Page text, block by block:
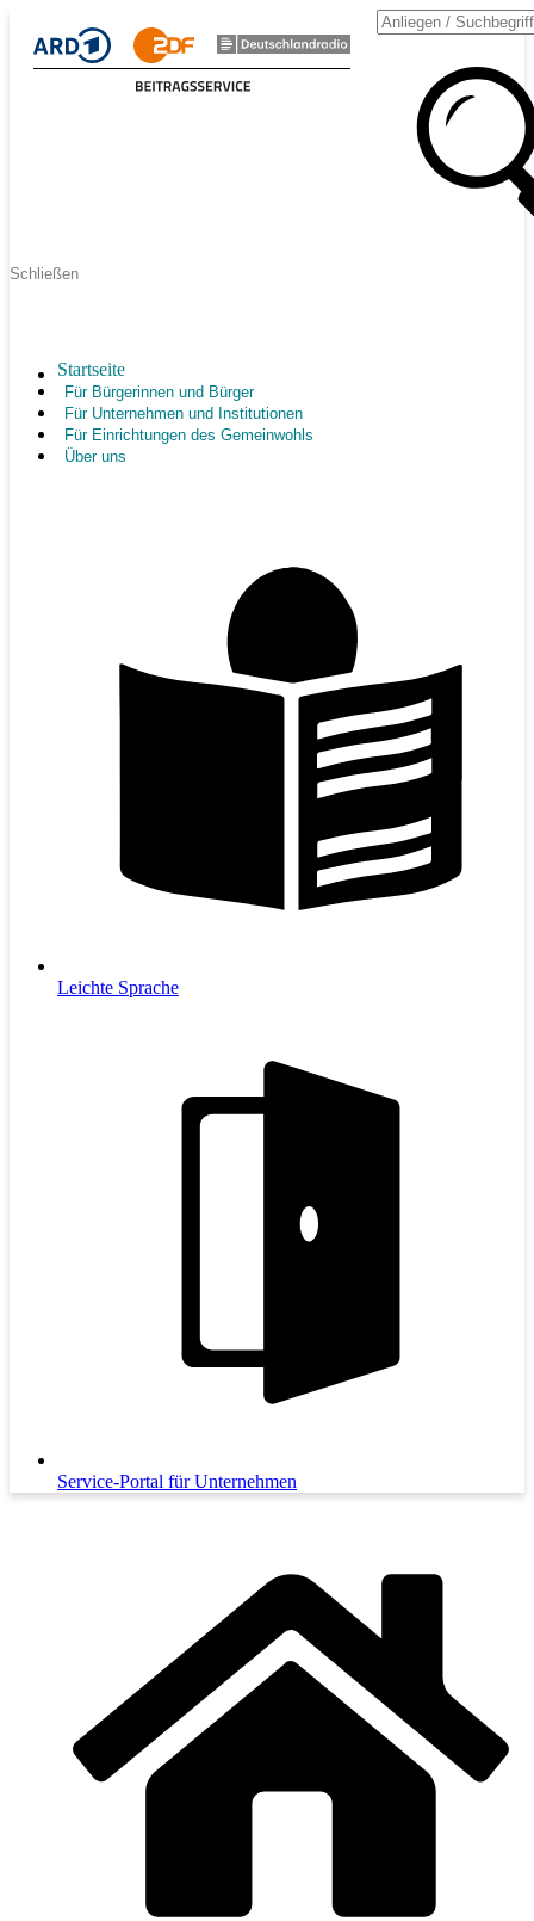
Schließen
Startseite
Für Bürgerinnen und Bürger
Für Unternehmen und Institutionen
Für Einrichtungen des Gemeinwohls
Über uns
Leichte Sprache
Service-Portal für Unternehmen